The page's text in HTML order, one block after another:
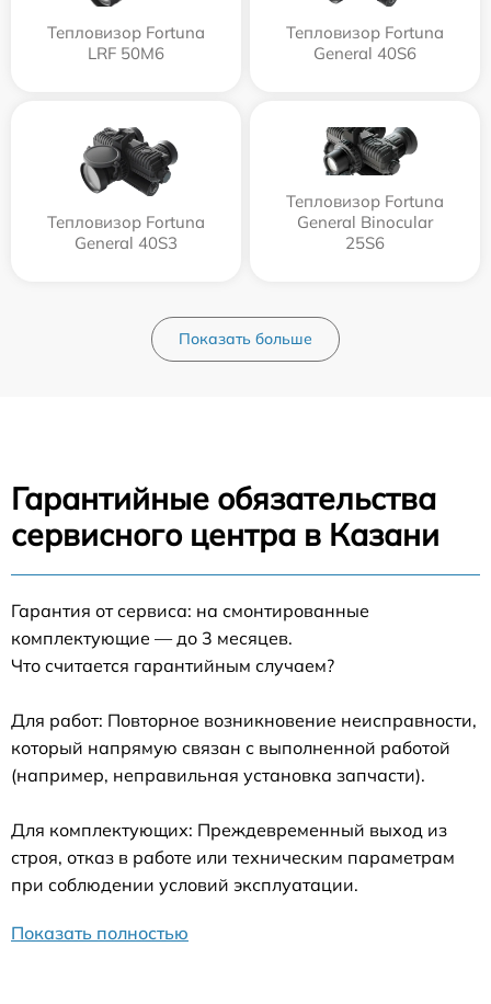
Тепловизор Fortuna
LRF 50M6
Тепловизор Fortuna
General 40S6
Тепловизор Fortuna
General 40S3
Тепловизор Fortuna
General Binocular
25S6
Показать больше
Гарантийные обязательства
сервисного центра в Казани
Гарантия от сервиса: на смонтированные
комплектующие — до 3 месяцев.
Что считается гарантийным случаем?
Для работ: Повторное возникновение неисправности,
который напрямую связан с выполненной работой
(например, неправильная установка запчасти).
Для комплектующих: Преждевременный выход из
строя, отказ в работе или техническим параметрам
при соблюдении условий эксплуатации.
Показать полностью